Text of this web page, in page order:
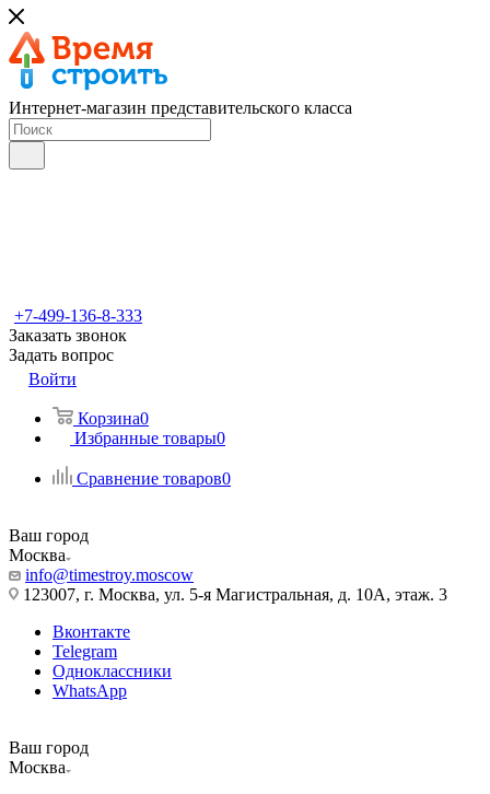
Интернет-магазин представительского класса
+7-499-136-8-333
Заказать звонок
Задать вопрос
Войти
Корзина0
Избранные товары0
Сравнение товаров0
Ваш город
Москва
info@timestroy.moscow
123007, г. Москва, ул. 5-я Магистральная, д. 10А, этаж. 3
Вконтакте
Telegram
Одноклассники
WhatsApp
Ваш город
Москва